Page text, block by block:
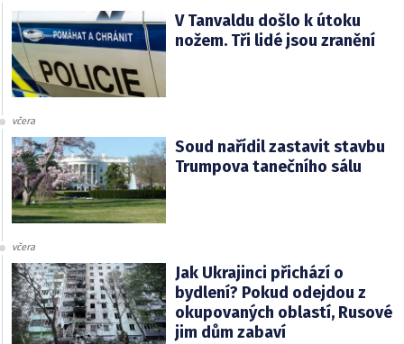
V Tanvaldu došlo k útoku
nožem. Tři lidé jsou zranění
včera
Soud nařídil zastavit stavbu
Trumpova tanečního sálu
včera
Jak Ukrajinci přichází o
bydlení? Pokud odejdou z
okupovaných oblastí, Rusové
jim dům zabaví